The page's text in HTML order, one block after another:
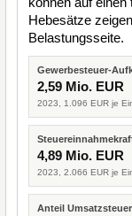
Hebesätze
Belastungsseite.
Gewerbesteuer-
2,59 Mio. EUR
2023, 1.096 EUR je
4,89 Mio. EUR
2023, 2.066 EUR je
Anteil Umsatzsteuer